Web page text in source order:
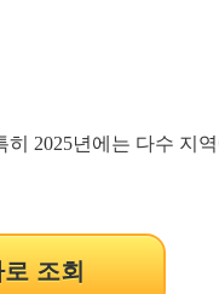
2025년에는 다수 지
조회